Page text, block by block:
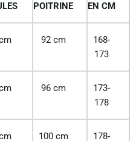
POITRINE
EN CM
92 cm
168-
173
96 cm
173-
178
100 cm
178-